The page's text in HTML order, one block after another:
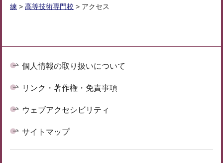
練 > 高等技術専門校 > アクセス
個人情報の取り扱いについて
リンク・著作権・免責事項
ウェブアクセシビリティ
サイトマップ